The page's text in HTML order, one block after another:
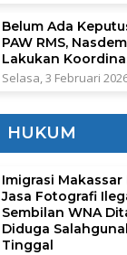
Belum Ada
PAW RMS,
Lakukan
Selasa, 3 Februari
HUKUM
Imigrasi
Jasa Fotografi
Sembilan WNA
Diduga
Tinggal